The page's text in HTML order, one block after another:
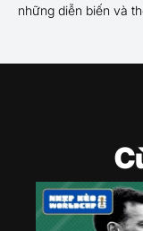
những diễn biến và